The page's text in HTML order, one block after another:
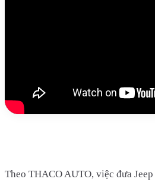
Theo THACO AUTO, việc đưa